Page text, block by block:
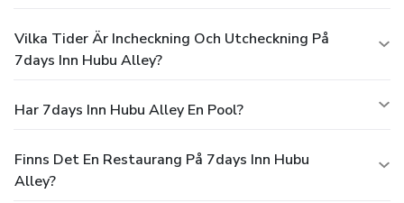
Vilka Tider Är Incheckning Och Utcheckning På
7days Inn Hubu Alley?
Har 7days Inn Hubu Alley En Pool?
Finns Det En Restaurang På 7days Inn Hubu
Alley?